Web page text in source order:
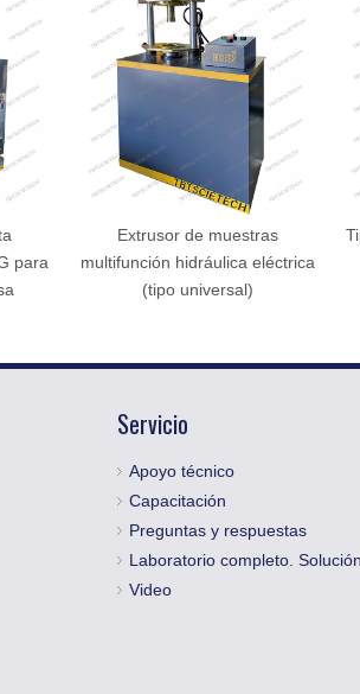
para
Extrusor de muestras
multifunción hidráulica eléctrica
(tipo universal)
Servicio
Apoyo técnico
Capacitación
Preguntas y respuestas
Laboratorio completo. Solución
Video